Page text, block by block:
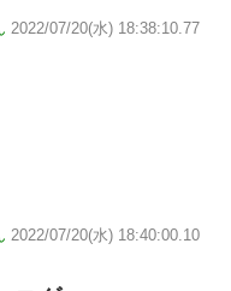
2022/07/20(水) 18:38:10.77
2022/07/20(水) 18:40:00.10